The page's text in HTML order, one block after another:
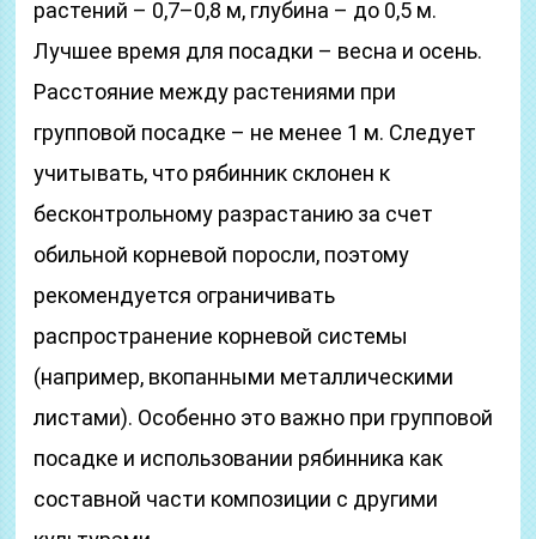
растений – 0,7–0,8 м, глубина – до 0,5 м.
Лучшее время для посадки – весна и осень.
Расстояние между растениями при
групповой посадке – не менее 1 м. Следует
учитывать, что рябинник склонен к
бесконтрольному разрастанию за счет
обильной корневой поросли, поэтому
рекомендуется ограничивать
распространение корневой системы
(например, вкопанными металлическими
листами). Особенно это важно при групповой
посадке и использовании рябинника как
составной части композиции с другими